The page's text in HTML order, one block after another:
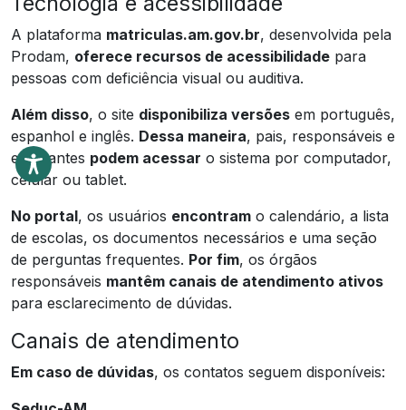
A plataforma matriculas.am.gov.br, desenvolvida pela
Prodam, oferece recursos de acessibilidade para
pessoas com deficiência visual ou auditiva.
Além disso, o site disponibiliza versões em português,
espanhol e inglês. Dessa maneira, pais, responsáveis e
estudantes podem acessar o sistema por computador,
celular ou tablet.
No portal, os usuários encontram o calendário, a lista
de escolas, os documentos necessários e uma seção
de perguntas frequentes. Por fim, os órgãos
responsáveis mantêm canais de atendimento ativos
para esclarecimento de dúvidas.
Canais de atendimento
Em caso de dúvidas, os contatos seguem disponíveis: